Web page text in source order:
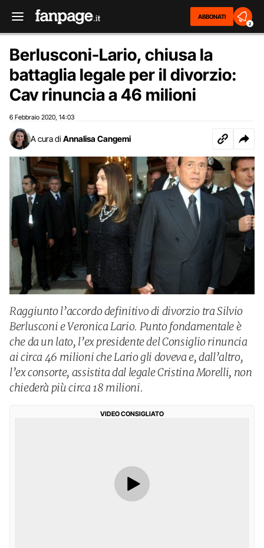
ABBONATI
2
Berlusconi-Lario, chiusa la
battaglia legale per il divorzio:
Cav rinuncia a 46 milioni
6 Febbraio 2020 14:03
A cura di Annalisa Cangemi
Raggiunto l’accordo definitivo di divorzio tra Silvio
Berlusconi e Veronica Lario. Punto fondamentale è
che da un lato, l’ex presidente del Consiglio rinuncia
ai circa 46 milioni che Lario gli doveva e, dall’altro,
l’ex consorte, assistita dal legale Cristina Morelli, non
chiederà più circa 18 milioni.
VIDEO CONSIGLIATO